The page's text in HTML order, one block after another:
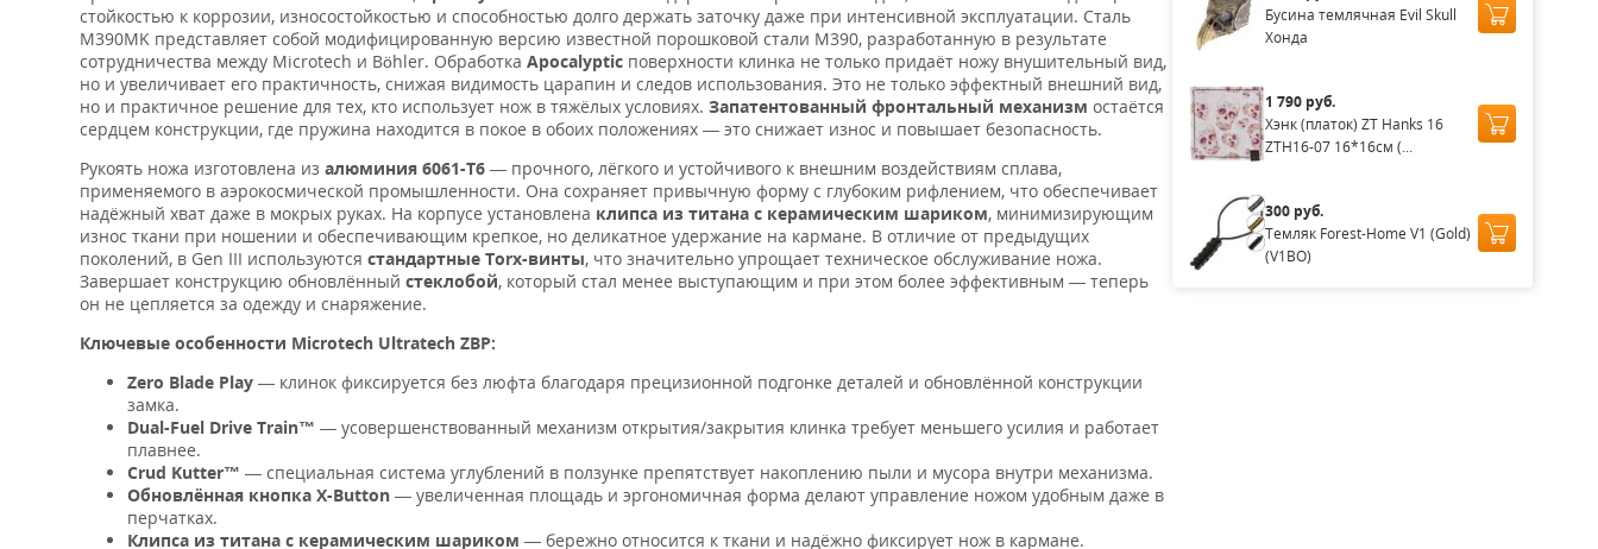
стойкостью к коррозии, износостойкостью и способностью долго держать заточку даже при интенсивной эксплуатации. Сталь
M390MK представляет собой модифицированную версию известной порошковой стали M390, разработанную в результате
сотрудничества между Microtech и Böhler. Обработка Apocalyptic поверхности клинка не только придаёт ножу внушительный вид,
но и увеличивает его практичность, снижая видимость царапин и следов использования. Это не только эффектный внешний вид,
но и практичное решение для тех, кто использует нож в тяжёлых условиях. Запатентованный фронтальный механизм остаётся
сердцем конструкции, где пружина находится в покое в обоих положениях — это снижает износ и повышает безопасность.
Рукоять ножа изготовлена из алюминия 6061-T6 — прочного, лёгкого и устойчивого к внешним воздействиям сплава,
применяемого в аэрокосмической промышленности. Она сохраняет привычную форму с глубоким рифлением, что обеспечивает
надёжный хват даже в мокрых руках. На корпусе установлена клипса из титана с керамическим шариком, минимизирующим
износ ткани при ношении и обеспечивающим крепкое, но деликатное удержание на кармане. В отличие от предыдущих
поколений, в Gen III используются стандартные Torx-винты, что значительно упрощает техническое обслуживание ножа.
Завершает конструкцию обновлённый стеклобой, который стал менее выступающим и при этом более эффективным — теперь
он не цепляется за одежду и снаряжение.
Ключевые особенности Microtech Ultratech ZBP:
Zero Blade Play — клинок фиксируется без люфта благодаря прецизионной подгонке деталей и обновлённой конструкции
замка.
Dual-Fuel Drive Train™ — усовершенствованный механизм открытия/закрытия клинка требует меньшего усилия и работает
плавнее.
Crud Kutter™ — специальная система углублений в ползунке препятствует накоплению пыли и мусора внутри механизма.
Обновлённая кнопка X-Button — увеличенная площадь и эргономичная форма делают управление ножом удобным даже в
перчатках.
Клипса из титана с керамическим шариком — бережно относится к ткани и надёжно фиксирует нож в кармане.
Бусина темлячная Evil Skull
Хонда
1 790 руб.
Хэнк (платок) ZT Hanks 16
ZTH16-07 16*16см (...
300 руб.
Темляк Forest-Home V1 (Gold)
(V1BO)